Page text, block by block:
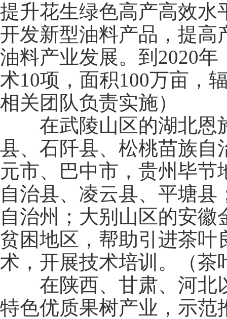
提升花生绿色高产高效水
开发新型油料产品，提高
油料产业发展。到2020
术10项，面积100万亩，
相关团队负责实施）
在武陵山区的湖北恩
县、石阡县、松桃苗族自
元市、巴中市，贵州毕
自治县、凌云县、平塘
自治州；大别山区的安
贫困地区，帮助引进茶叶
术，开展技术培训。（茶
在陕西、甘肃、河北
特色优质果树产业，示范